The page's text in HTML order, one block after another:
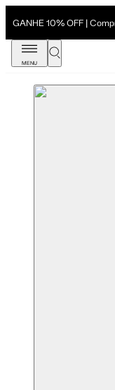
GANHE 10% OFF |
MENU